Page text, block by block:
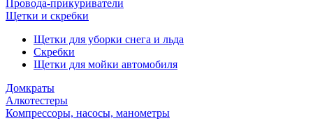
Провода-прикуриватели
Щетки и скребки
Щетки для уборки снега и льда
Скребки
Щетки для мойки автомобиля
Домкраты
Алкотестеры
Компрессоры, насосы, манометры